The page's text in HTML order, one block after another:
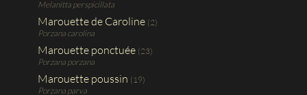
Melanitta perspicillata
Marouette de Caroline (2)
Porzana carolina
Marouette ponctuée (23)
Porzana porzana
Marouette poussin (19)
Porzana parva